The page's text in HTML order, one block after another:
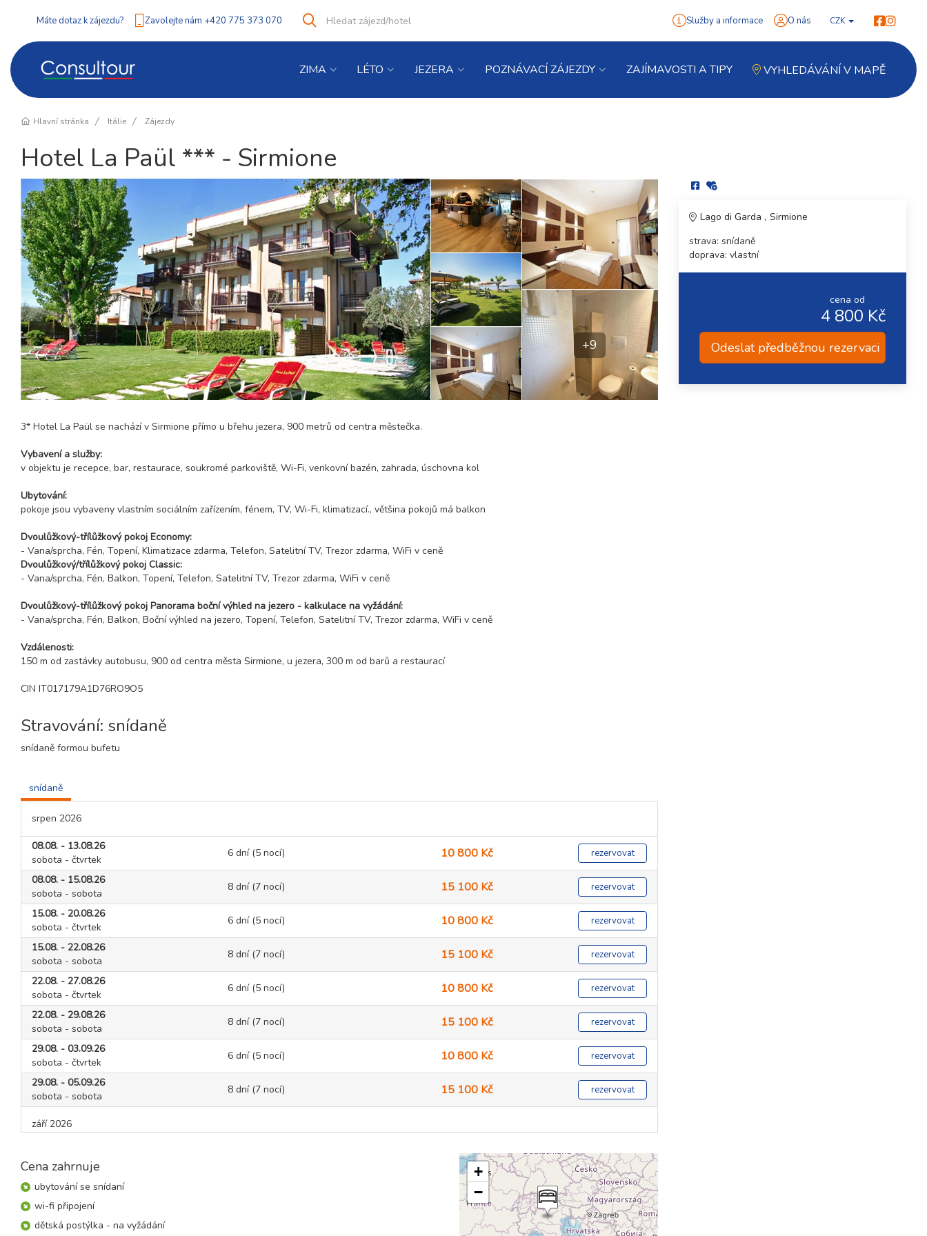
Máte dotaz k zájezdu? Zavolejte nám +420 775 373 070
co
Vyhledat Služby a informace O nás CZK
ZIMA LÉTO JEZERA POZNÁVACÍ ZÁJEZDY ZAJÍMAVOSTI A TIPY VYHLEDÁVÁNÍ V MAPĚ
Hlavní stránka Itálie Zájezdy
Hotel La Paül *** - Sirmione
+9
3* Hotel La Paül se nachází v Sirmione přímo u břehu jezera, 900 metrů od centra městečka.
Vybavení a služby:
v objektu je recepce, bar, restaurace, soukromé parkoviště, Wi-Fi, venkovní bazén, zahrada, úschovna kol
Ubytování:
pokoje jsou vybaveny vlastním sociálním zařízením, fénem, ​​TV, Wi-Fi, klimatizací., většina pokojů má balkon
Dvoulůžkový-třílůžkový pokoj Economy:
- Vana/sprcha, Fén, Topení, Klimatizace zdarma, Telefon, Satelitní TV, Trezor zdarma, WiFi v ceně
Dvoulůžkový/třílůžkový pokoj Classic:
- Vana/sprcha, Fén, Balkon, Topení, Telefon, Satelitní TV, Trezor zdarma, WiFi v ceně
Dvoulůžkový-třílůžkový pokoj Panorama boční výhled na jezero - kalkulace na vyžádání:
- Vana/sprcha, Fén, Balkon, Boční výhled na jezero, Topení, Telefon, Satelitní TV, Trezor zdarma, WiFi v ceně
Vzdálenosti:
150 m od zastávky autobusu, 900 od centra města Sirmione, u jezera, 300 m od barů a restaurací
CIN IT017179A1D76RO9O5
Stravování: snídaně
snídaně formou bufetu
snídaně
srpen 2026
08.08. - 13.08.26
sobota - čtvrtek
6 dní (5 nocí) 10 800 Kč rezervovat
08.08. - 15.08.26
sobota - sobota
8 dní (7 nocí) 15 100 Kč rezervovat
15.08. - 20.08.26
sobota - čtvrtek
6 dní (5 nocí) 10 800 Kč rezervovat
15.08. - 22.08.26
sobota - sobota
8 dní (7 nocí) 15 100 Kč rezervovat
22.08. - 27.08.26
sobota - čtvrtek
6 dní (5 nocí) 10 800 Kč rezervovat
22.08. - 29.08.26
sobota - sobota
8 dní (7 nocí) 15 100 Kč rezervovat
29.08. - 03.09.26
sobota - čtvrtek
6 dní (5 nocí) 10 800 Kč rezervovat
29.08. - 05.09.26
sobota - sobota
8 dní (7 nocí) 15 100 Kč rezervovat
září 2026
sobota - čtvrtek
10 200 Kč rezervovat
05.09. - 12.09.26
sobota - sobota
14 200 Kč rezervovat
12.09. - 15.09.26
sobota - úterý
6 000 Kč rezervovat
Cena zahrnuje
ubytování se snídaní
wi-fi připojení
dětská postýlka - na vyžádání
+
−
Lago di Garda
Sirmione
strava: snídaně
doprava: vlastní
cena od
4 800 Kč
Odeslat předběžnou rezervaci